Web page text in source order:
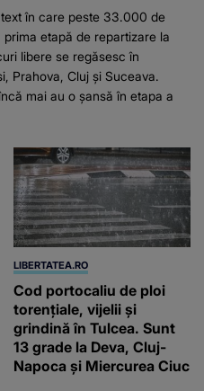
în care peste 33.000 de
etapă de repartizare la
libere se regăsesc în
Prahova, Cluj și Suceava.
mai au o șansă în etapa a
LIBERTATEA.RO
Cod portocaliu de ploi
torențiale, vijelii și
grindină în Tulcea. Sunt
13 grade la Deva, Cluj-
Napoca și Miercurea Ciuc